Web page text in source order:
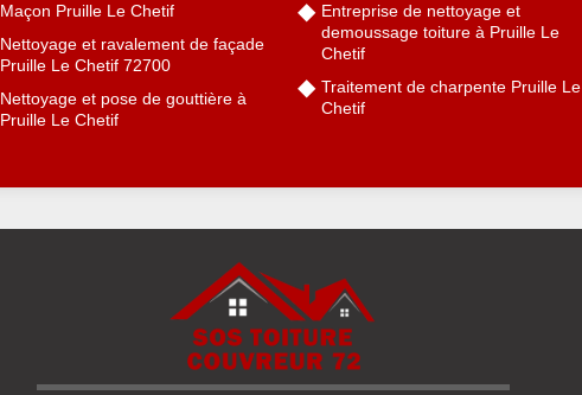
Maçon Pruille Le Chetif
Nettoyage et ravalement de façade
Pruille Le Chetif 72700
Nettoyage et pose de gouttière à
Pruille Le Chetif
Entreprise de nettoyage et
demoussage toiture à Pruille Le
Chetif
Traitement de charpente Pruille Le
Chetif